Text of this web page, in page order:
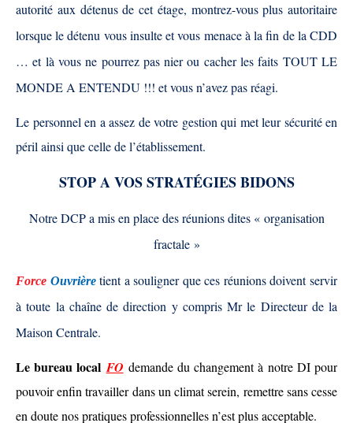
autorité aux détenusde cet étage, montrez-vous plus autoritaire
lorsque le détenu vous insulte et vous menace à la fin de la CDD
… et là vous ne pourrez pas nier ou cacher les faits TOUT LE
MONDE A ENTENDU !!! et vous n’avez pas réagi.
Le personnel en a assez de votre gestion qui met leur sécurité en
péril ainsi que celle de l’établissement.
STOP A VOSSTRATÉGIESBIDONS
Notre DCP a mis en place des réunions dites « organisation
fractale »
Force Ouvrièretient a souligner que ces réunions doivent servir
à toute la chaîne de direction y compris Mr le Directeur de la
Maison Centrale.
Le bureau local FO demande du changement à notre DI pour
pouvoir enfin travailler dans un climat serein, remettre sans cesse
en doute nos pratiques professionnelles n’est plus acceptable.